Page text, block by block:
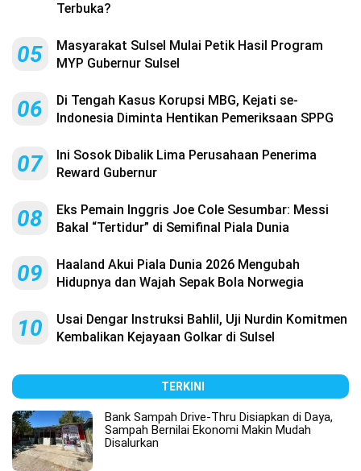
Terbuka?
05
Masyarakat Sulsel Mulai Petik Hasil Program
MYP Gubernur Sulsel
06
Di Tengah Kasus Korupsi MBG, Kejati se-
Indonesia Diminta Hentikan Pemeriksaan SPPG
07
Ini Sosok Dibalik Lima Perusahaan Penerima
Reward Gubernur
08
Eks Pemain Inggris Joe Cole Sesumbar: Messi
Bakal “Tertidur” di Semifinal Piala Dunia
09
Haaland Akui Piala Dunia 2026 Mengubah
Hidupnya dan Wajah Sepak Bola Norwegia
10
Usai Dengar Instruksi Bahlil, Uji Nurdin Komitmen
Kembalikan Kejayaan Golkar di Sulsel
TERKINI
Bank Sampah Drive-Thru Disiapkan di Daya,
Sampah Bernilai Ekonomi Makin Mudah
Disalurkan